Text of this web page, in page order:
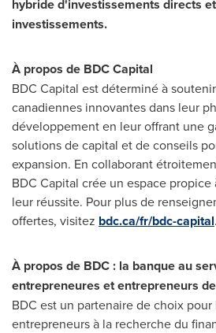
hybride d'investissements directs
investissements.
À propos de BDC Capital
BDC Capital est déterminé à
canadiennes innovantes dans leur
développement en leur offrant une
solutions de capital et de conseils
expansion. En collaborant
BDC Capital crée un espace
leur réussite. Pour plus de
offertes, visitez bdc.ca/fr/bdc-capital.
À propos de BDC : la banque au
entrepreneures et entrepreneurs
BDC est un partenaire de choix
entrepreneurs à la recherche du